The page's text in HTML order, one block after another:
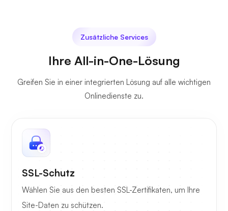
Zusätzliche Services
Ihre All-in-One-Lösung
Greifen Sie in einer integrierten Lösung auf alle wichtigen
Onlinedienste zu.
SSL-Schutz
Wählen Sie aus den besten SSL-Zertifikaten, um Ihre
Site-Daten zu schützen.